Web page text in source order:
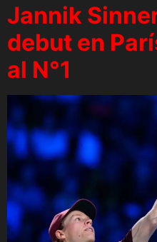
Jannik
debut en
al N°1